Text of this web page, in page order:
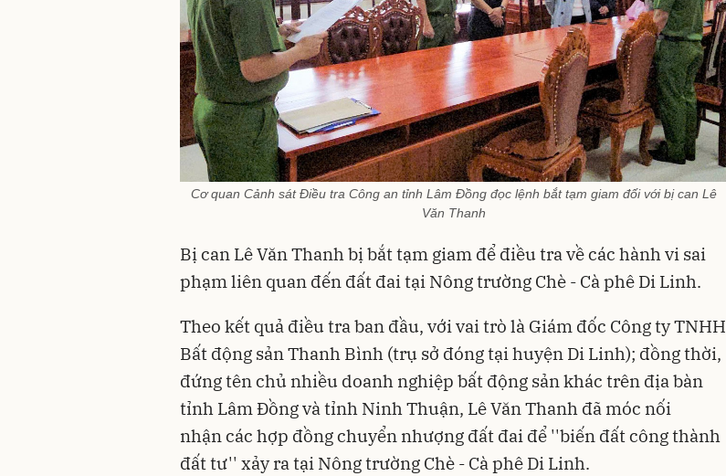
Cơ quan Cảnh sát Điều tra Công an tỉnh Lâm Đồng đọc lệnh bắt tạm giam đối với bị can Lê
Văn Thanh
Bị can Lê Văn Thanh bị bắt tạm giam để điều tra về các hành vi sai
phạm liên quan đến đất đai tại Nông trường Chè - Cà phê Di Linh.
Theo kết quả điều tra ban đầu, với vai trò là Giám đốc Công ty TNHH
Bất động sản Thanh Bình (trụ sở đóng tại huyện Di Linh); đồng thời,
đứng tên chủ nhiều doanh nghiệp bất động sản khác trên địa bàn
tỉnh Lâm Đồng và tỉnh Ninh Thuận, Lê Văn Thanh đã móc nối
nhận các hợp đồng chuyển nhượng đất đai để ''biến đất công thành
đất tư'' xảy ra tại Nông trường Chè - Cà phê Di Linh.